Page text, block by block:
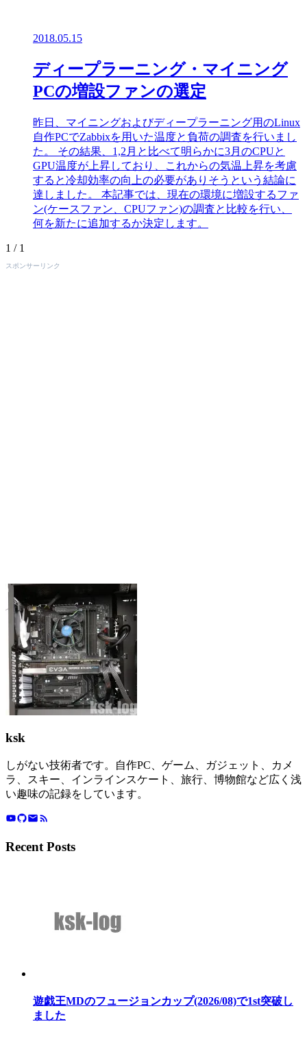
2018.05.15
ディープラーニング・マイニング
PCの増設ファンの選定
昨日、マイニングおよびディープラーニング用のLinux
自作PCでZabbixを用いた温度と負荷の調査を行いまし
た。 その結果、1,2月と比べて明らかに3月のCPUと
GPU温度が上昇しており、これからの気温上昇を考慮
すると冷却効率の向上の必要がありそうという結論に
達しました。 本記事では、現在の環境に増設するファ
ン(ケースファン、CPUファン)の調査と比較を行い、
何を新たに追加するか決定します。
1 / 1
スポンサーリンク
ksk
しがない技術者です。自作PC、ゲーム、ガジェット、カメ
ラ、スキー、インラインスケート、旅行、博物館など広く浅
い趣味の記録をしています。
Recent Posts
遊戯王MDのフュージョンカップ(2026/08)で1st突破し
ました